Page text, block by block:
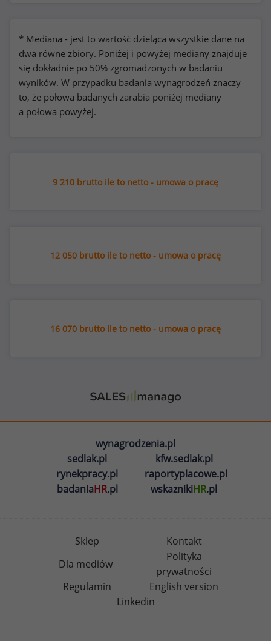
* Mediana - jest to wartość dzieląca wszystkie dane na
dwa równe zbiory. Poniżej i powyżej mediany znajduje
się dokładnie po 50% zgromadzonych w badaniu
wyników. W przypadku badania wynagrodzeń znaczy
to, że połowa badanych zarabia poniżej mediany
a połowa powyżej.
9 210 brutto ile to netto - umowa o pracę
12 050 brutto ile to netto - umowa o pracę
16 070 brutto ile to netto - umowa o pracę
wynagrodzenia.pl
sedlak.pl
kfw.sedlak.pl
rynekpracy.pl
raportyplacowe.pl
badaniaHR.pl wskaznikiHR.pl
Sklep
Kontakt
Dla mediów
Polityka
prywatności
Regulamin
English version
Linkedin